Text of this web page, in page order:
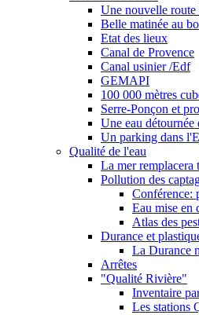
Une nouvelle route
Belle matinée au
Etat des lieux
Canal de Provence
Canal usinier /Edf
GEMAPI
100 000 mètres
Serre-Ponçon et
Une eau détournée
Un parking dans
Qualité de l'eau
La mer remplacera
Pollution des
Conférence:
Eau mise en
Atlas des
Durance et
La Durance
Arrêtes
"Qualité Rivière"
Inventaire
Les stations